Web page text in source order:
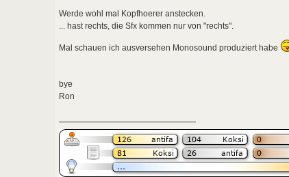
Werde wohl mal Kopfhoerer anstecken.
... hast rechts, die Sfx kommen nur von "rechts".
Mal schauen ich ausversehen Monosound produziert habe
bye
Ron